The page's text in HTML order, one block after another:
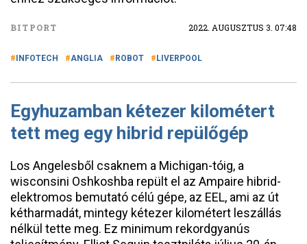
BITPORT 2022. AUGUSZTUS 3. 07:48
INFOTECH ANGLIA ROBOT LIVERPOOL
Egyhuzamban kétezer kilométert
tett meg egy hibrid repülőgép
Los Angelesből csaknem a Michigan-tóig, a
wisconsini Oshkoshba repült el az Ampaire hibrid-
elektromos bemutató célú gépe, az EEL, ami az út
kétharmadát, mintegy kétezer kilométert leszállás
nélkül tette meg. Ez minimum rekordgyanús